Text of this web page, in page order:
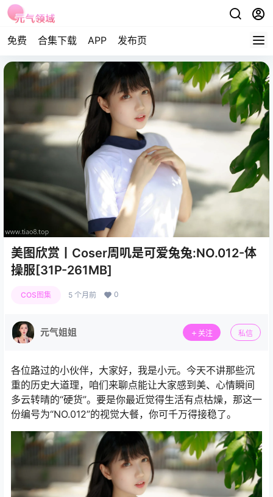
免费 合集下载 APP 发布页
美图欣赏丨Coser周叽是可爱兔兔:NO.012-体
操服[31P-261MB]
COS图集 5 个月前 0
元气姐姐 关注 私信
各位路过的小伙伴，大家好，我是小元。今天不讲那些沉
重的历史大道理，咱们来聊点能让大家感到美、心情瞬间
多云转晴的“硬货”。要是你最近觉得生活有点枯燥，那这一
份编号为“NO.012”的视觉大餐，你可千万得接稳了。